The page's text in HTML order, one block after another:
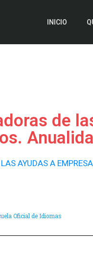
INICIO
de
AYUDAS A
Oficial de Idiomas